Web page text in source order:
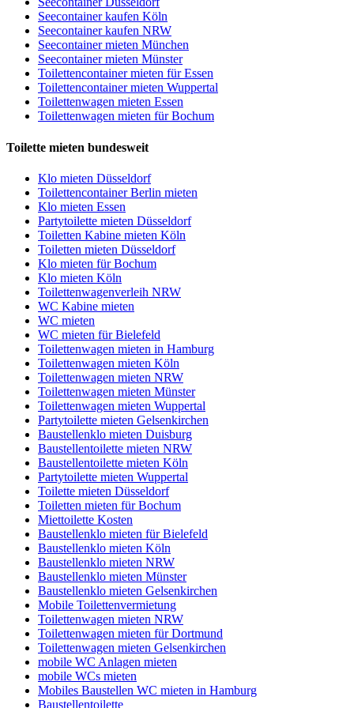
Seecontainer kaufen Köln
Seecontainer kaufen NRW
Seecontainer mieten München
Seecontainer mieten Münster
Toilettencontainer mieten für Essen
Toilettencontainer mieten Wuppertal
Toilettenwagen mieten Essen
Toilettenwagen mieten für Bochum
Toilette mieten bundesweit
Klo mieten Düsseldorf
Toilettencontainer Berlin mieten
Klo mieten Essen
Partytoilette mieten Düsseldorf
Toiletten Kabine mieten Köln
Toiletten mieten Düsseldorf
Klo mieten für Bochum
Klo mieten Köln
Toilettenwagenverleih NRW
WC Kabine mieten
WC mieten
WC mieten für Bielefeld
Toilettenwagen mieten in Hamburg
Toilettenwagen mieten Köln
Toilettenwagen mieten NRW
Toilettenwagen mieten Münster
Toilettenwagen mieten Wuppertal
Partytoilette mieten Gelsenkirchen
Baustellenklo mieten Duisburg
Baustellentoilette mieten NRW
Baustellentoilette mieten Köln
Partytoilette mieten Wuppertal
Toilette mieten Düsseldorf
Toiletten mieten für Bochum
Miettoilette Kosten
Baustellenklo mieten für Bielefeld
Baustellenklo mieten Köln
Baustellenklo mieten NRW
Baustellenklo mieten Münster
Baustellenklo mieten Gelsenkirchen
Mobile Toilettenvermietung
Toilettenwagen mieten NRW
Toilettenwagen mieten für Dortmund
Toilettenwagen mieten Gelsenkirchen
mobile WC Anlagen mieten
mobile WCs mieten
Mobiles Baustellen WC mieten in Hamburg
Baustellentoilette